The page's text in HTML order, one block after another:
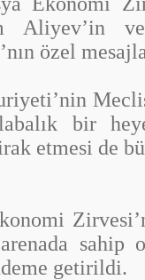
Aliyev’in
özel
Meclis
bir
etmesi de
arenada
getirildi.